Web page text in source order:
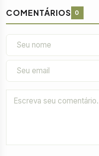
COMENTÁRIOS 0